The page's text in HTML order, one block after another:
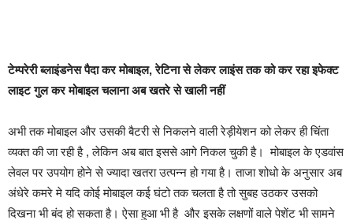
टेम्परेरी ब्लाइंडनेस पैदा कर मोबाइल, रेटिना से लेकर लाइंस तक को कर रहा इफेक्ट
लाइट गुल कर मोबाइल चलाना अब खतरे से खाली नहीं
अभी तक मोबाइल और उसकी बैटरी से निकलने वाली रेड़ीयेशन को लेकर ही चिंता
व्यक्त की जा रही है , लेकिन अब बात इससे आगे निकल चुकी है। मोबाइल के एडवांस
लेवल पर उपयोग होने से ज्यादा खतरा उत्पन्न हो गया है। ताजा शोधो के अनुसार अब
अंधेरे कमरे मे यदि कोई मोबाइल कई घंटो तक चलता है तो सुबह उठकर उसको
दिखना भी बंद हो सकता है। ऐसा हुआ भी है और इसके लक्षणों वाले पेशेंट भी सामने